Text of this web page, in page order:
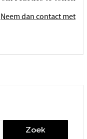
Neem dan contact met